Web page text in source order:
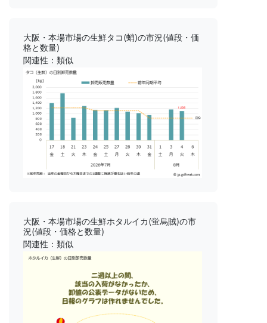
大阪・本場市場の生鮮タコ(蛸)の市況(値段・価
格と数量)
関連性：類似
大阪・本場市場の生鮮ホタルイカ(蛍烏賊)の市
況(値段・価格と数量)
関連性：類似